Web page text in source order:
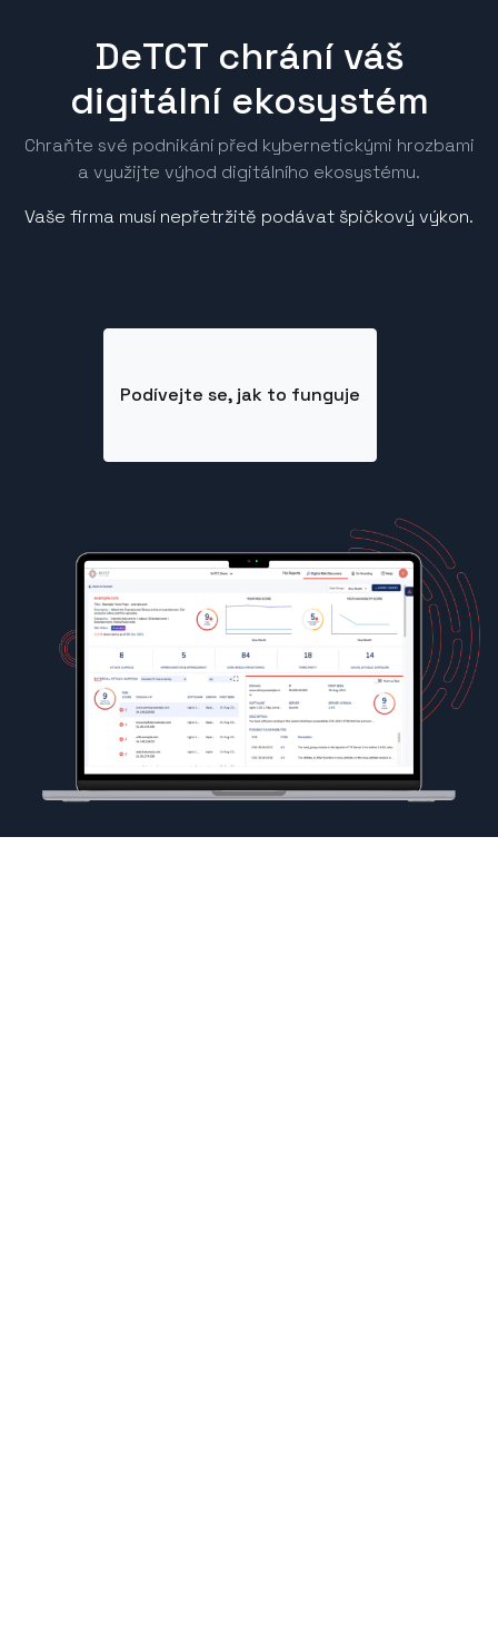
DeTCT chrání váš
digitální ekosystém
Chraňte své podnikání před kybernetickými hrozbami
a využijte výhod digitálního ekosystému.
Vaše firma musí nepřetržitě podávat špičkový výkon.
Podívejte se, jak to funguje